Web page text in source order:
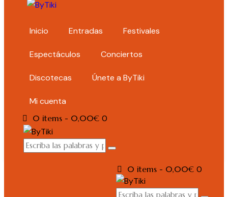
Inicio Entradas Festivales
Espectáculos Conciertos
Discotecas Únete a ByTiki
Mi cuenta
0 items - 0,00€ 0
0 items - 0,00€ 0